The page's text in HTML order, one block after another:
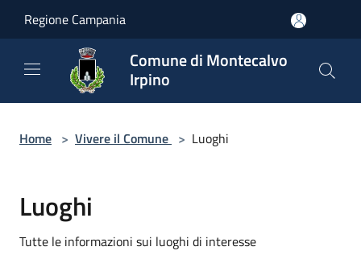
Regione Campania
Comune di Montecalvo
Irpino
Home > Vivere il Comune > Luoghi
Luoghi
Tutte le informazioni sui luoghi di interesse